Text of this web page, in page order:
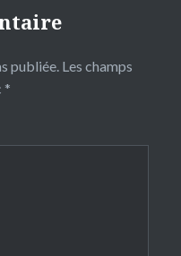
publiée. Les champs
*